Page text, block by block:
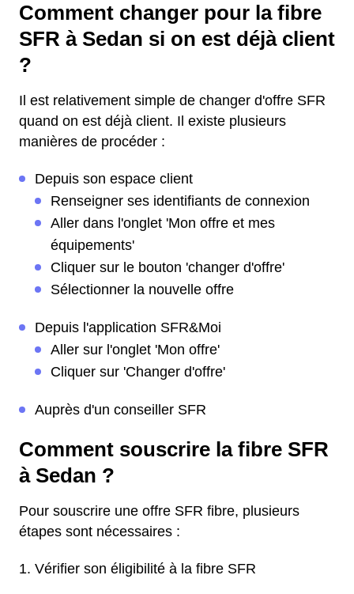
Comment changer pour la fibre
SFR à Sedan si on est déjà client
?
Il est relativement simple de changer d'offre SFR
quand on est déjà client. Il existe plusieurs
manières de procéder :
Depuis son espace client
Renseigner ses identifiants de connexion
Aller dans l'onglet 'Mon offre et mes
équipements'
Cliquer sur le bouton 'changer d'offre'
Sélectionner la nouvelle offre
Depuis l'application SFR&Moi
Aller sur l'onglet 'Mon offre'
Cliquer sur 'Changer d'offre'
Auprès d'un conseiller SFR
Comment souscrire la fibre SFR
à Sedan ?
Pour souscrire une offre SFR fibre, plusieurs
étapes sont nécessaires :
Vérifier son éligibilité à la fibre SFR